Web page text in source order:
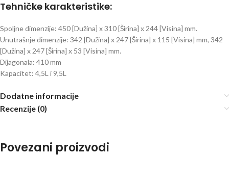
Tehničke karakteristike:
Spoljne dimenzije: 450 [Dužina] x 310 [Širina] x 244 [Visina] mm.
Unutrašnje dimenzije: 342 [Dužina] x 247 [Širina] x 115 [Visina] mm, 342
[Dužina] x 247 [Širina] x 53 [Visina] mm.
Dijagonala: 410 mm
Kapacitet: 4,5L i 9,5L
Dodatne informacije
Recenzije (0)
Povezani proizvodi